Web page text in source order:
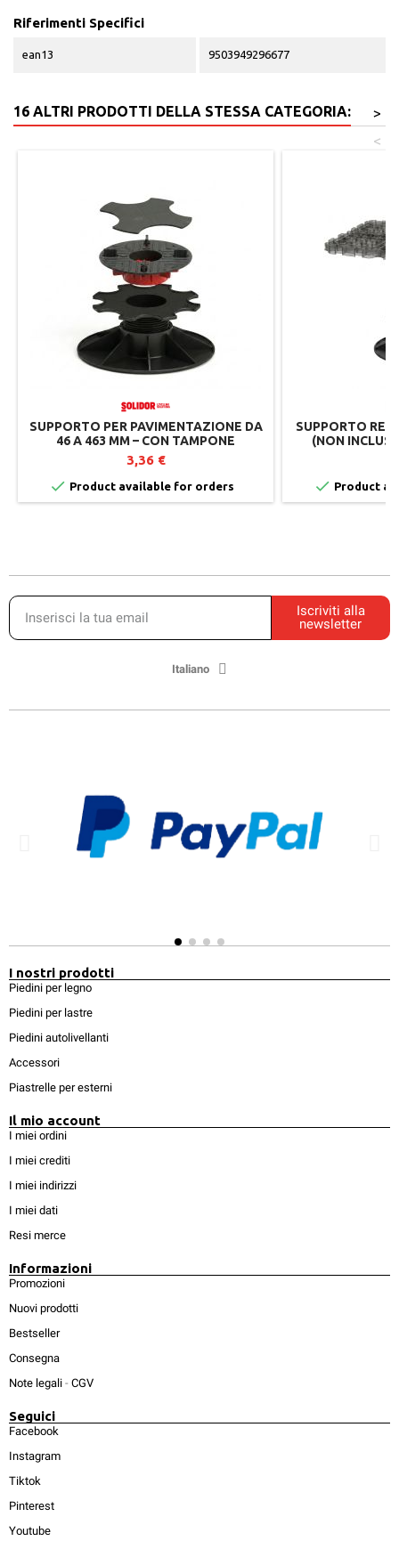
Riferimenti Specifici
ean13 9503949296677
16 ALTRI PRODOTTI DELLA STESSA CATEGORIA:
>
<
SUPPORTO PER PAVIMENTAZIONE DA
46 A 463 MM – CON TAMPONE
AMMORTIZZANTE – AUTOLIVELLANTE
– REGOLAZIONE DALL'ALTO –
SOLIDOR
3,36 €
 Product available for orders
SUPPORTO
(NON
 Product
Iscriviti alla
newsletter
Italiano
I nostri prodotti
Piedini per legno
Piedini per lastre
Piedini autolivellanti
Accessori
Piastrelle per esterni
Il mio account
I miei ordini
I miei crediti
I miei indirizzi
I miei dati
Resi merce
Informazioni
Promozioni
Nuovi prodotti
Bestseller
Consegna
Note legali - CGV
Seguici
Facebook
Instagram
Tiktok
Pinterest
Youtube